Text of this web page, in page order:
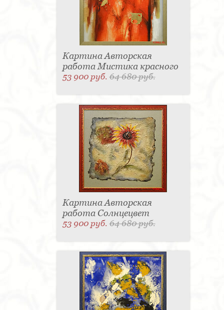
Картина Авторская
работа Мистика красного
53 900 руб.64 680 руб.
Картина Авторская
работа Солнцецвет
53 900 руб.64 680 руб.